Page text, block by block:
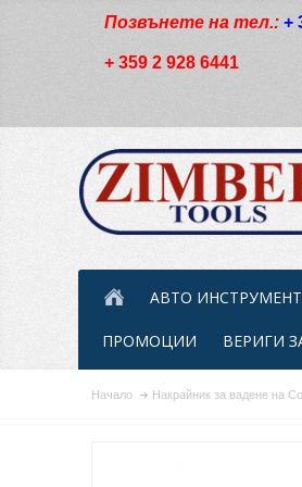
Позвънете на тел.: +
+ 359 2 928 6441
АВТО
ПРОМОЦИИ ВЕРИГИ
Начало Накрайник за вадене на